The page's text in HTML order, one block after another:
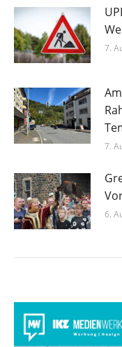
7.
7.
6.